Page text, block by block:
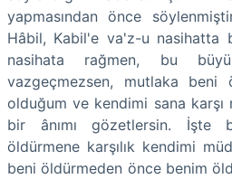
yapmasından önce
Hâbil, Kabil'e va'z-u nasihatta
nasihata rağmen, bu
vazgeçmezsen, mutlaka beni
olduğum ve kendimi sana karşı
bir ânımı gözetlersin. İşte
öldürmene karşılık kendimi
beni öldürmeden önce benim